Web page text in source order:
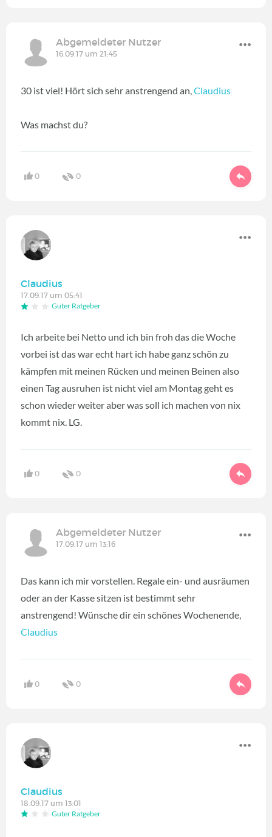
Abgemeldeter Nutzer
16.09.17 um 21:45
30 ist viel! Hört sich sehr anstrengend an, Claudius
Was machst du?
0 0
Claudius
17.09.17 um 05:41
Guter Ratgeber
Ich arbeite bei Netto und ich bin froh das die Woche
vorbei ist das war echt hart ich habe ganz schön zu
kämpfen mit meinen Rücken und meinen Beinen also
einen Tag ausruhen ist nicht viel am Montag geht es
schon wieder weiter aber was soll ich machen von nix
kommt nix. LG.
0 0
Abgemeldeter Nutzer
17.09.17 um 13:16
Das kann ich mir vorstellen. Regale ein- und ausräumen
oder an der Kasse sitzen ist bestimmt sehr
anstrengend! Wünsche dir ein schönes Wochenende,
Claudius
0 0
Claudius
18.09.17 um 13:01
Guter Ratgeber